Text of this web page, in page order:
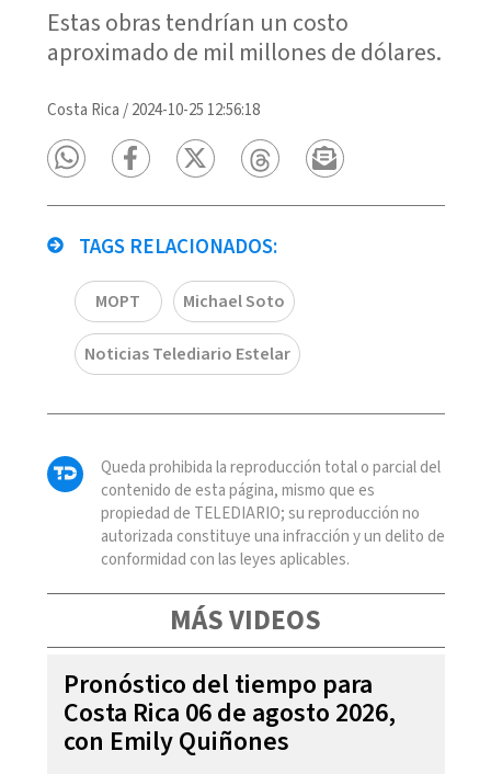
Estas obras tendrían un costo
aproximado de mil millones de dólares.
Costa Rica /2024-10-25 12:56:18
TAGS RELACIONADOS:
MOPT Michael Soto
Noticias Telediario Estelar
Queda prohibida la reproducción total o parcial del
contenido de esta página, mismo que es
propiedad de TELEDIARIO; su reproducción no
autorizada constituye una infracción y un delito de
conformidad con las leyes aplicables.
MÁS VIDEOS
Pronóstico del tiempo para
Costa Rica 06 de agosto 2026,
con Emily Quiñones